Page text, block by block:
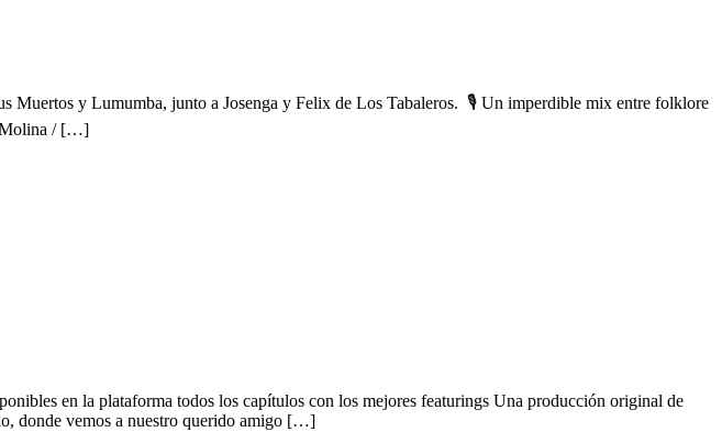
Muertos y Lumumba, junto a Josenga y Felix de Los Tabaleros. 🎙 Un imperdible mix entre folklore
Molina / […]
en la plataforma todos los capítulos con los mejores featurings Una producción original de
donde vemos a nuestro querido amigo […]